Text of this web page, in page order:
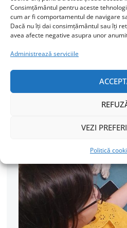
Consimțământul pentru aceste
cum ar fi comportamentul de navigare
Dacă nu îți dai consimțământul sau îți
avea afecte negative asupra unor
Administrează serviciile
VEZI
Politică
Daţi cu pietre! Sau
Mărţişoarele, între